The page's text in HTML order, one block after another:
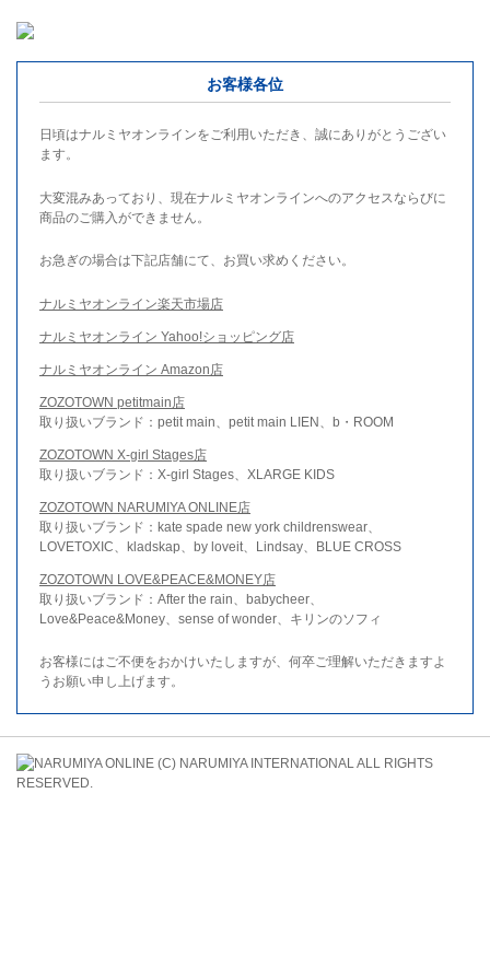
お客様各位
日頃はナルミヤオンラインをご利用いただき、誠にありがとうござい
ます。
大変混みあっており、現在ナルミヤオンラインへのアクセスならびに
商品のご購入ができません。
お急ぎの場合は下記店舗にて、お買い求めください。
ナルミヤオンライン楽天市場店
ナルミヤオンライン Yahoo!ショッピング店
ナルミヤオンライン Amazon店
ZOZOTOWN petitmain店
取り扱いブランド：petit main、petit main LIEN、b・ROOM
ZOZOTOWN X-girl Stages店
取り扱いブランド：X-girl Stages、XLARGE KIDS
ZOZOTOWN NARUMIYA ONLINE店
取り扱いブランド：kate spade new york childrenswear、
LOVETOXIC、kladskap、by loveit、Lindsay、BLUE CROSS
ZOZOTOWN LOVE&PEACE&MONEY店
取り扱いブランド：After the rain、babycheer、
Love&Peace&Money、sense of wonder、キリンのソフィ
お客様にはご不便をおかけいたしますが、何卒ご理解いただきますよ
うお願い申し上げます。